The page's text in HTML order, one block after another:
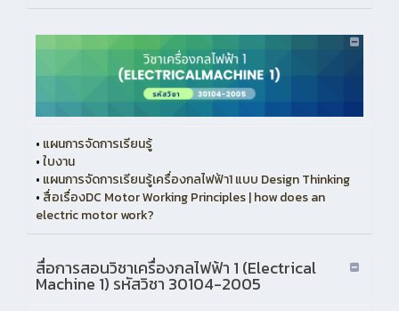
• แผนการจัดการเรียนรู้
•ใบงาน
• แผนการจัดการเรียนรู้เครื่องกลไฟฟ้า1 แบบ Design Thinking
• สื่อเรื่องDC Motor Working Principles | how does an
electric motor work?
สื่อการสอนวิชาเครื่องกลไฟฟ้า 1 (Electrical
Machine 1) รหัสวิชา 30104-2005